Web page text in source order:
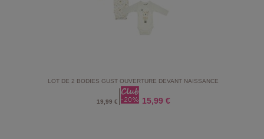
LOT DE 2 BODIES GUST OUVERTURE DEVANT NAISSANCE
19,99 € 15,99 €